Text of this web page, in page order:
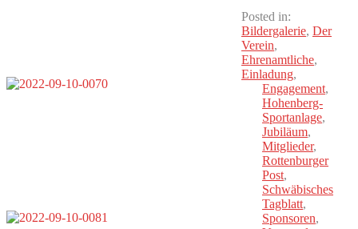
Posted in:
Bildergalerie, Der
Verein,
Ehrenamtliche,
Einladung,
Engagement,
Hohenberg-
Sportanlage,
Jubiläum,
Mitglieder,
Rottenburger
Post,
Schwäbisches
Tagblatt,
Sponsoren,